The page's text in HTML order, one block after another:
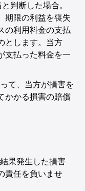
判断した場合。
期限の利益を喪失
の利用料金の支払
とします。当方
支払った料金を一
て、当方が損害を
かかる損害の賠償
果発生した損害
責任を負いませ